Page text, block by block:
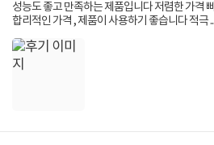
성능도 좋고 만족하는 제품입니다 저렴한 가격
합리적인 가격 , 제품이 사용하기 좋습니다 적극 ...